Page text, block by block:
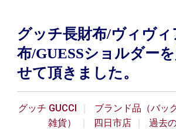
グッチ長財布/ヴィヴィ
布/GUESSショルダー
せて頂きました。
グッチ GUCCI
ブランド品（バッ
雑貨）
四日市店 過去